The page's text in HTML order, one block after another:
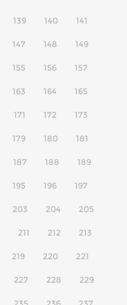
139 140 141
147 148 149
155 156 157
163 164 165
171 172 173
179 180 181
187 188 189
195 196 197
203 204 205
211 212 213
219 220 221
227 228 229